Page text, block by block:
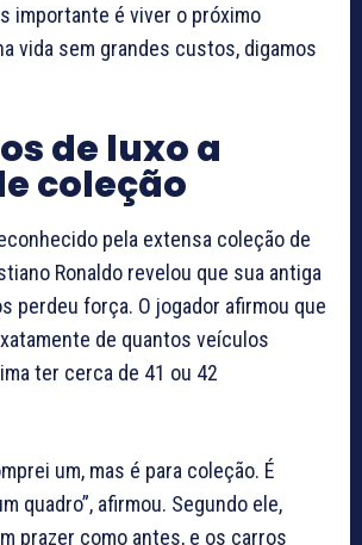
importante é viver o próximo
vida sem grandes custos, digamos
de luxo a
coleção
pela extensa coleção de
Ronaldo revelou que sua antiga
perdeu força. O jogador afirmou que
de quantos veículos
ter cerca de 41 ou 42
um, mas é para coleção. É
quadro”, afirmou. Segundo ele,
prazer como antes, e os carros